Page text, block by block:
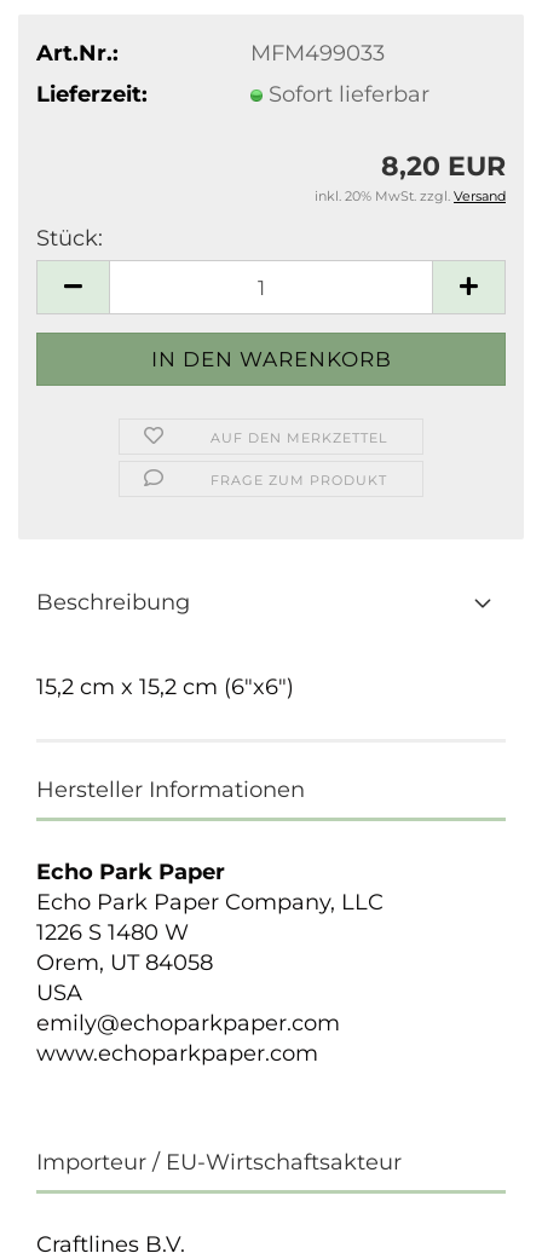
Art.Nr.:
MFM499033
Lieferzeit:
Sofort lieferbar
8,20 EUR
inkl. 20% MwSt. zzgl. Versand
Stück:
AUF DEN MERKZETTEL
FRAGE ZUM PRODUKT
Beschreibung
15,2 cm x 15,2 cm (6"x6")
Hersteller Informationen
Echo Park Paper
Echo Park Paper Company, LLC
1226 S 1480 W
Orem, UT 84058
USA
emily@echoparkpaper.com
www.echoparkpaper.com
Importeur / EU-Wirtschaftsakteur
Craftlines B.V.